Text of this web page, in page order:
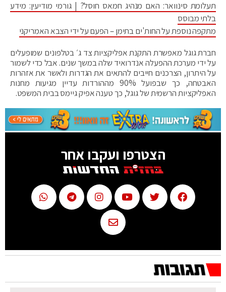
תעלומת סינוואר: האם מנהיג חמאס חוסל? | גורמי מודיעין: מידע
בלתי מבוסס
מתקפה נוספת על החות'ים בתימן – הפעם על ידי הצבא האמריקני
חברת גוגל מאפשרת התקנת אפליקציות צד ג׳ בטלפונים שמופעלים
על ידי מערכת ההפעלה אנדרואיד שלה במשך שנים. אבל כדי לשמור
על היתרון, הצרכנים חייבים להתאים את הגדרות ולאשר את אזהרות
האבטחה, כך שבפועל 90% מההורדות עדיין מגיעות מחנות
האפליקציות הרשמית של גוגל, כך טענה אפיק גיימס בבית המשפט.
הצטרפו ועקבו אחר